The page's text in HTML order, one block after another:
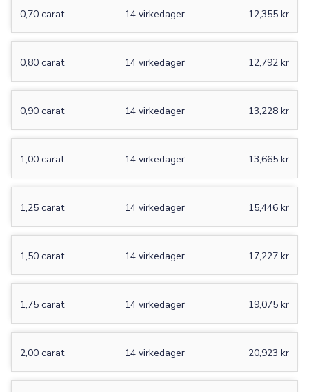
0,70 carat 12,355 kr
14 virkedager
0,80 carat 12,792 kr
14 virkedager
0,90 carat 13,228 kr
14 virkedager
1,00 carat 13,665 kr
14 virkedager
1,25 carat 15,446 kr
14 virkedager
1,50 carat 17,227 kr
14 virkedager
1,75 carat 19,075 kr
14 virkedager
2,00 carat 20,923 kr
14 virkedager